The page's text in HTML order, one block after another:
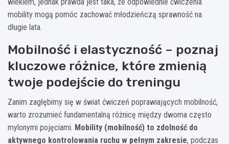
mobility mogą pomóc zachować młodzieńczą sprawność na
długie lata.
Mobilność i elastyczność – poznaj
kluczowe różnice, które zmienią
twoje podejście do treningu
Zanim zagłębimy się w świat ćwiczeń poprawiających mobilność,
warto zrozumieć fundamentalną różnicę między dwoma często
mylonymi pojęciami. Mobility (mobilność) to zdolność do
aktywnego kontrolowania ruchu w pełnym zakresie, podczas